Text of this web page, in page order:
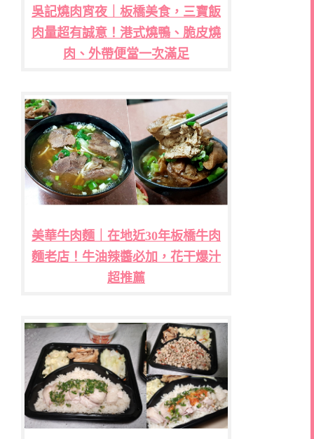
吳記燒肉宵夜｜板橋美食，三寶飯
肉量超有誠意！港式燒鴨、脆皮燒
肉、外帶便當一次滿足
美華牛肉麵｜在地近30年板橋牛肉
麵老店！牛油辣醬必加，花干爆汁
超推薦